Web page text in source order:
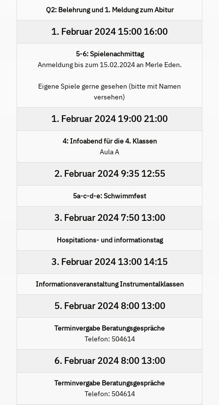
Q2: Belehrung und 1. Meldung zum Abitur
1. Februar 2024 15:00 16:00
5-6: Spielenachmittag
Anmeldung bis zum 15.02.2024 an Merle Eden.
Eigene Spiele gerne gesehen (bitte mit Namen
versehen)
1. Februar 2024 19:00 21:00
4: Infoabend für die 4. Klassen
Aula A
2. Februar 20249:35 12:55
5a-c-d-e: Schwimmfest
3. Februar 20247:50 13:00
Hospitations- und informationstag
3. Februar 2024 13:00 14:15
Informationsveranstaltung Instrumentalklassen
5. Februar 20248:00 13:00
Terminvergabe Beratungsgespräche
Telefon: 504614
6. Februar 20248:00 13:00
Terminvergabe Beratungsgespräche
Telefon: 504614